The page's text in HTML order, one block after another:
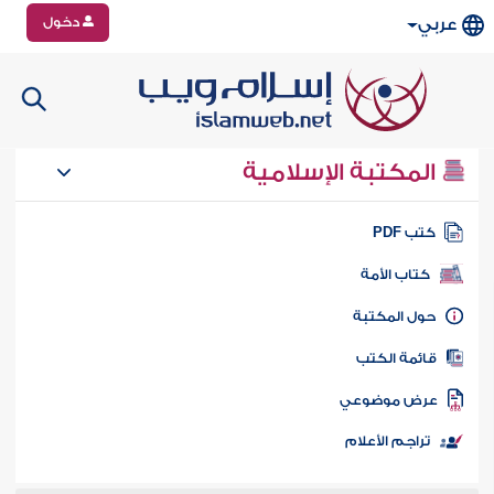
عربي دخول
المكتبة الإسلامية
كتب PDF
كتاب الأمة
المكتبة
الكتب
موضوعي